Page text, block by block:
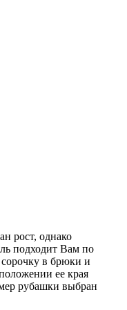
рост, однако
подходит Вам по
в брюки и
ее края
рубашки выбран